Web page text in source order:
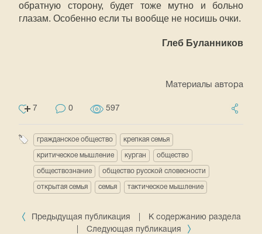
обратную сторону, будет тоже мутно и больно
глазам. Особенно если ты вообще не носишь очки.
Глеб Буланников
Материалы автора
7 0 597
гражданское общество крепкая семья
критическое мышление курган общество
обществознание общество русской словесности
открытая семья семья тактическое мышление
Предыдущая публикация
К содержанию раздела
Следующая публикация